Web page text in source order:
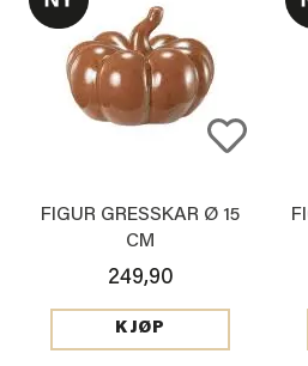
FIGUR GRESSKAR Ø 15
CM
249,90
KJØP